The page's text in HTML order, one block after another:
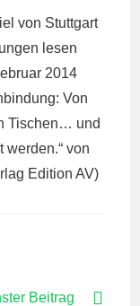
von Stuttgart
lesen
2014
Von
Tischen… und
von
Edition AV)
Beitrag